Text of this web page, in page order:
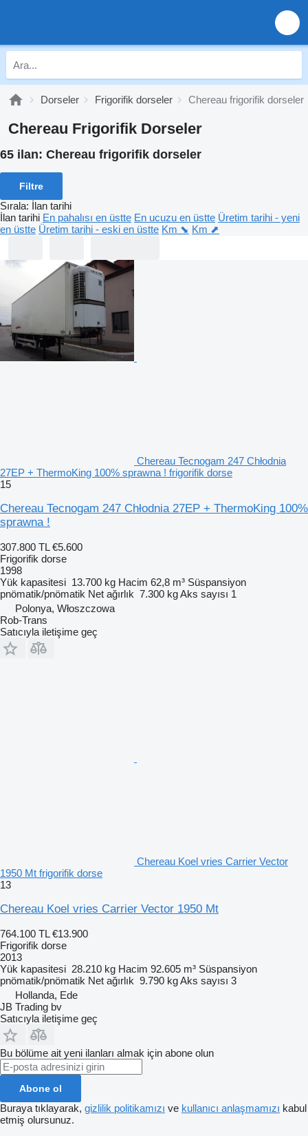
Dorseler Frigorifik dorseler Chereau frigorifik dorseler
Chereau Frigorifik Dorseler
65 ilan: Chereau frigorifik dorseler
Filtre
Sırala: İlan tarihi
İlan tarihi En pahalısı en üstte En ucuzu en üstte Üretim tarihi - yeni
en üstte Üretim tarihi - eski en üstte Km ⬊ Km ⬈
Chereau Tecnogam 247 Chłodnia
27EP + ThermoKing 100% sprawna ! frigorifik dorse
15
Chereau Tecnogam 247 Chłodnia 27EP + ThermoKing 100%
sprawna !
307.800 TL €5.600
Frigorifik dorse
1998
Yük kapasitesi 13.700 kg Hacim 62,8 m³ Süspansiyon
pnömatik/pnömatik Net ağırlık 7.300 kgAks sayısı 1
Polonya, Włoszczowa
Rob-Trans
Satıcıyla iletişime geç
Chereau Koel vries Carrier Vector
1950 Mt frigorifik dorse
13
Chereau Koel vries Carrier Vector 1950 Mt
764.100 TL €13.900
Frigorifik dorse
2013
Yük kapasitesi 28.210 kg Hacim 92.605 m³ Süspansiyon
pnömatik/pnömatik Net ağırlık 9.790 kgAks sayısı 3
Hollanda, Ede
JB Trading bv
Satıcıyla iletişime geç
Bu bölüme ait yeni ilanları almak için abone olun
Abone ol
Buraya tıklayarak, gizlilik politikamızı ve kullanıcı anlaşmamızı kabul
etmiş olursunuz.